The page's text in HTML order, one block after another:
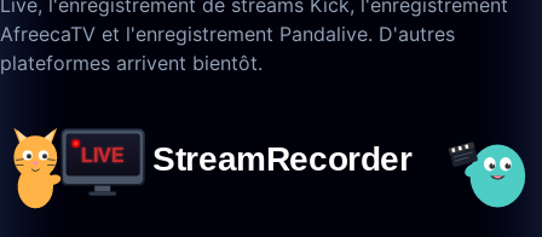
Live, l'enregistrement de streams Kick, l'enregistrement
AfreecaTV et l'enregistrement Pandalive. D'autres
plateformes arrivent bientôt.